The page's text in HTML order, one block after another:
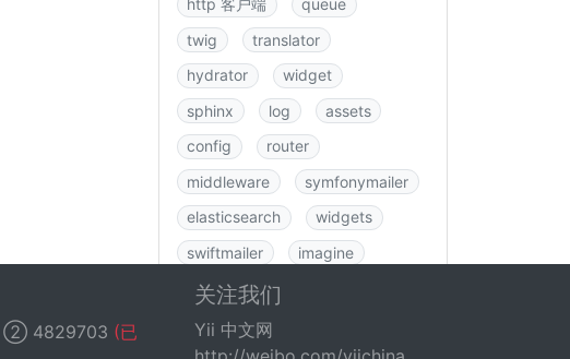
http 客户端
queue
twig
translator
hydrator
widget
sphinx
log
assets
config
router
middleware
symfonymailer
elasticsearch
widgets
swiftmailer
imagine
图书
rbac
data
csrf
② 4829703 (已
关注我们
Yii 中文网